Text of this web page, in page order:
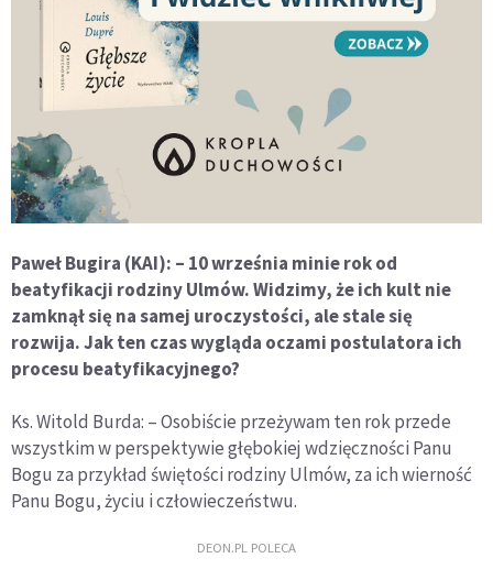
Paweł Bugira (KAI): – 10 września minie rok od
beatyfikacji rodziny Ulmów. Widzimy, że ich kult nie
zamknął się na samej uroczystości, ale stale się
rozwija. Jak ten czas wygląda oczami postulatora ich
procesu beatyfikacyjnego?
Ks. Witold Burda: – Osobiście przeżywam ten rok przede
wszystkim w perspektywie głębokiej wdzięczności Panu
Bogu za przykład świętości rodziny Ulmów, za ich wierność
Panu Bogu, życiu i człowieczeństwu.
DEON.PL POLECA